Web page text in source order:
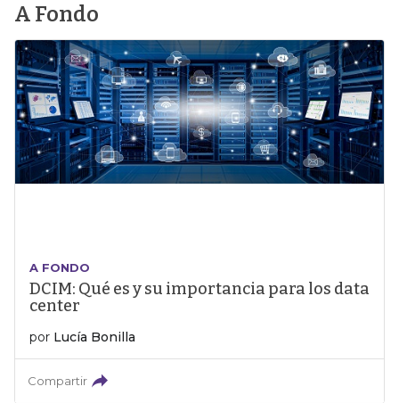
A Fondo
A FONDO
DCIM: Qué es y su importancia para los data
center
por Lucía Bonilla
Compartir